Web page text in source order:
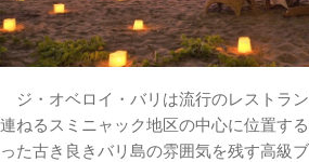
ジ・オベロイ・バリは流行のレストラ
連ねるスミニャック地区の中心に位置す
った古き良きバリ島の雰囲気を残す高級